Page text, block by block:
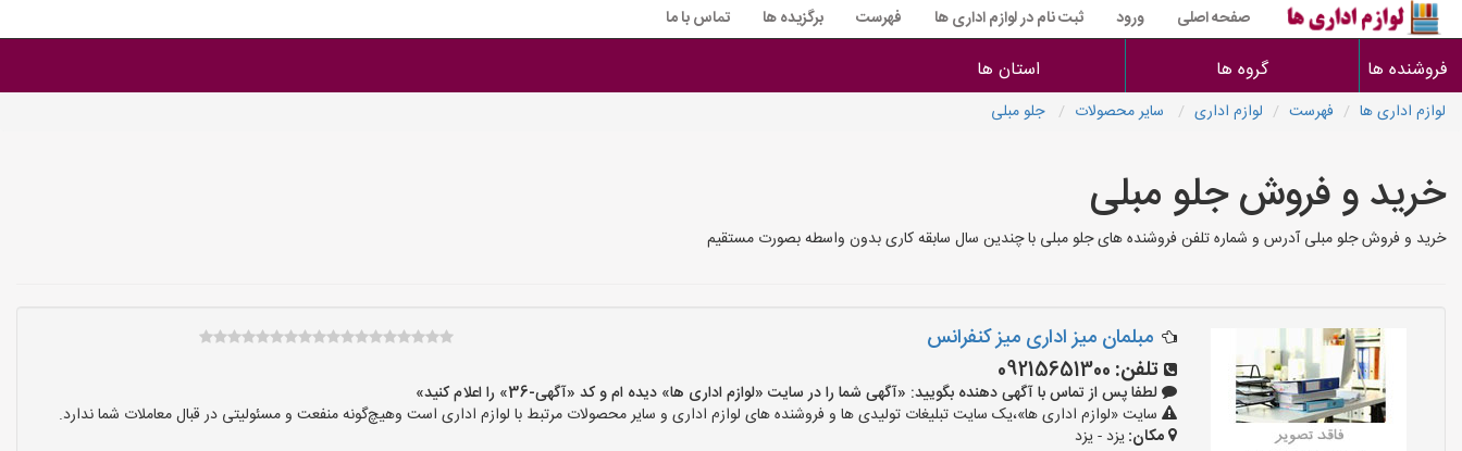
صفحه اصلی ورود ثبت نام در لوازم اداری ها فهرست برگزیده ها تماس با ما
فروشنده ها گروه ها استان ها
لوازم اداری ها فهرست لوازم اداری سایر محصولات جلو مبلی
خرید و فروش جلو مبلی
خرید و فروش جلو مبلی آدرس و شماره تلفن فروشنده های جلو مبلی با چندین سال سابقه کاری بدون واسطه بصورت مستقیم
مبلمان میز اداری میز کنفرانس
تلفن: 09215651300
لطفا پس از تماس با آگهی دهنده بگویید: «آگهی شما را در سایت «لوازم اداری ها» دیده ام و کد «آگهی-36» را اعلام کنید»
سایت «لوازم اداری ها»،یک سایت تبلیغات تولیدی ها و فروشنده های لوازم اداری و سایر محصولات مرتبط با لوازم اداری است وهیچ‌گونه منفعت و مسئولیتی در قبال معاملات شما ندارد.
مکان:یزد - یزد